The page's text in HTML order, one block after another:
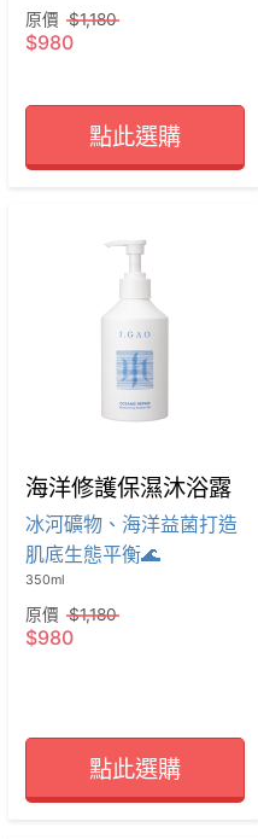
原價 $1,180
$980
點此選購
海洋修護保濕沐浴露
冰河礦物、海洋益菌打造
肌底生態平衡🌊
350ml
原價 $1,180
$980
點此選購